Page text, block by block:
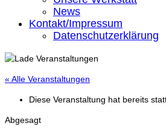
News
Kontakt/Impressum
Datenschutzerklärung
« Alle Veranstaltungen
Diese Veranstaltung hat bereits
Abgesagt